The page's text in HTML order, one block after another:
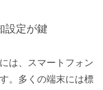
設定が鍵
は、スマートフォン
。多くの端末には標